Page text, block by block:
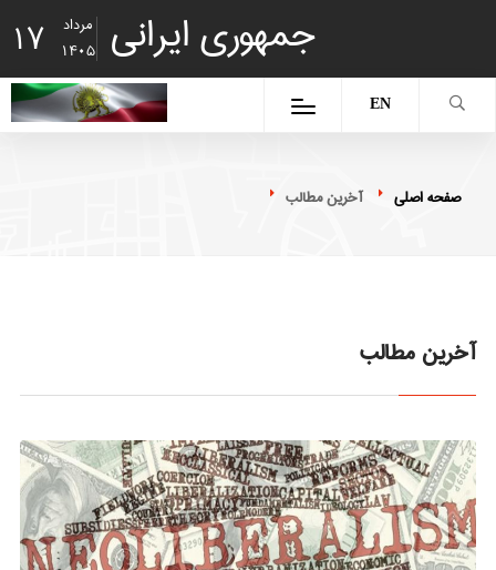
17
مرداد
1405
جمهوری ایرانی
EN
صفحه اصلی آخرین مطالب
آخرین مطالب